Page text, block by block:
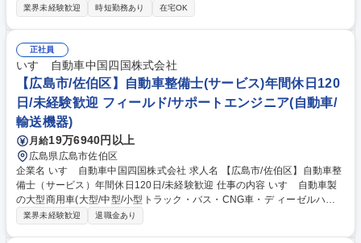
を行う支店長候補者としてご入社いただきます。複数ブランドありますの
なります。マネジメントする営業担当者は経験者から未経験者まで様々在
籍しておりますので、目標達成に向けて指揮を執っていただきます。 ・数
値管理（あらゆる数値に対しての進捗管理、実績報告） ・マネジメント
（スタッフのスケジュール管理、販売においてのアドバイス、面談、勤怠
管理、育成） 募集職種 【営業支店長候補/埼玉県】年休120日/輸入車ディ
ーラー/上場企業
業界未経験歓迎 時短勤務あり 在宅OK
正社員
いすゞ自動車中国四国株式会社
【広島市/佐伯区】自動車整備士(サービス)年間休日120
日/未経験歓迎 フィールド/サポートエンジニア(自動車/
輸送機器)
月給19万6940円以上
広島県広島市佐伯区
企業名 いすゞ自動車中国四国株式会社 求人名 【広島市/佐伯区】自動車整
備士（サービス）年間休日120日/未経験歓迎 仕事の内容 いすゞ自動車製
の大型商用車(大型/中型/小型トラック・バス・CNG車・デ ィーゼルハイ
ブリッド車)のアフターサービスを行います。車検や定期点 検、オーバー
業界未経験歓迎 退職金あり